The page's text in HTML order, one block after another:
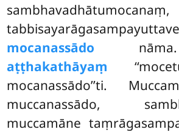
mocanassādo nāma.
aṭṭhakathāyaṃ
mocanassādo’’ti.
muccanassādo,
muccamāne